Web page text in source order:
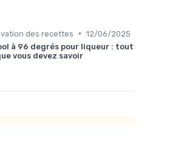
des recettes • 12/06/2025
à 96 degrés pour liqueur : tout
vous devez savoir